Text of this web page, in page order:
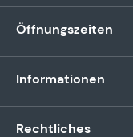
Öffnungszeiten
Informationen
Rechtliches